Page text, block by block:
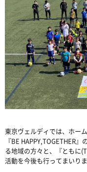
東京ヴェルディでは、ホー
『BE HAPPY,TOGETHER
る地域の方々と、『ともに
活動を今後も行ってまいりま